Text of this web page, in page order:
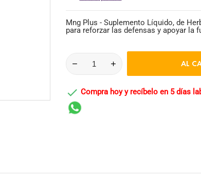
Mng Plus - Suplemento Líquido, de
para reforzar las defensas y apoyar la
AL
 Compra hoy y recíbelo en 5 días